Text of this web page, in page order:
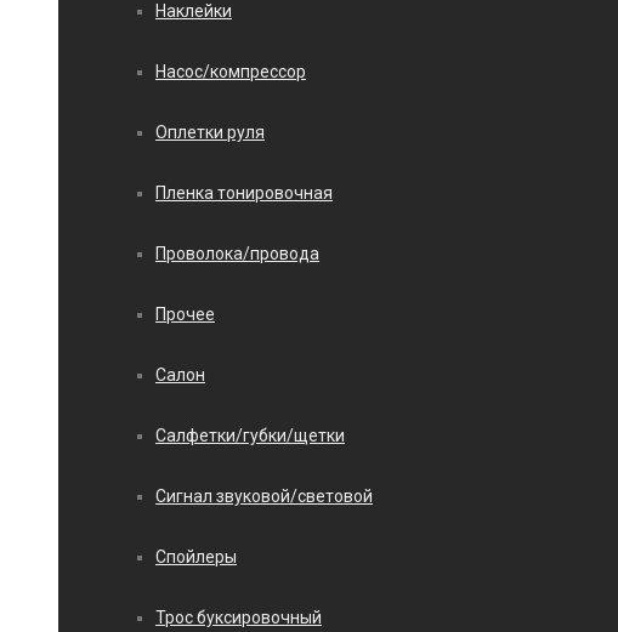
Наклейки
Насос/компрессор
Оплетки руля
Пленка тонировочная
Проволока/провода
Прочее
Салон
Салфетки/губки/щетки
Сигнал звуковой/световой
Спойлеры
Трос буксировочный